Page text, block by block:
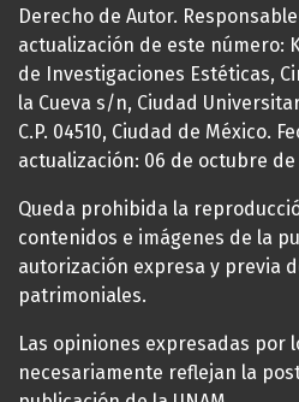
Derecho de Autor.
actualización de este número:
de Investigaciones Estéticas,
la Cueva s/n, Ciudad
C.P. 04510, Ciudad de México.
actualización: 06 de octubre de
Queda prohibida la
contenidos e imágenes de la
autorización expresa y previa
patrimoniales.
Las opiniones expresadas por
necesariamente reflejan la